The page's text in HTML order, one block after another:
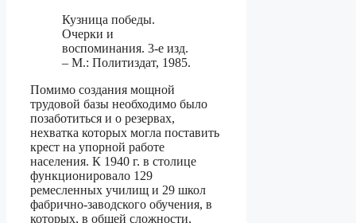
Кузница победы.
Очерки и
воспоминания. 3-е изд.
– М.: Политиздат, 1985.
Помимо создания мощной
трудовой базы необходимо было
позаботиться и о резервах,
нехватка которых могла поставить
крест на упорной работе
населения. К 1940 г. в столице
функционировало 129
ремесленных училищ и 29 школ
фабрично-заводского обучения, в
которых, в общей сложности,